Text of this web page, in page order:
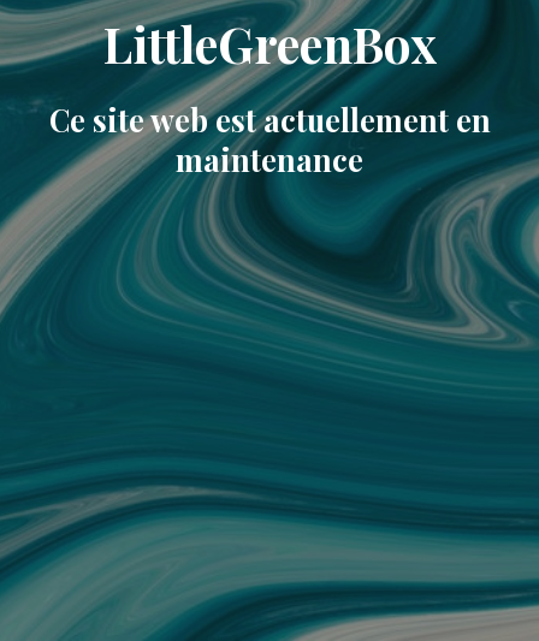
LittleGreenBox
Ce site web est actuellement en
maintenance